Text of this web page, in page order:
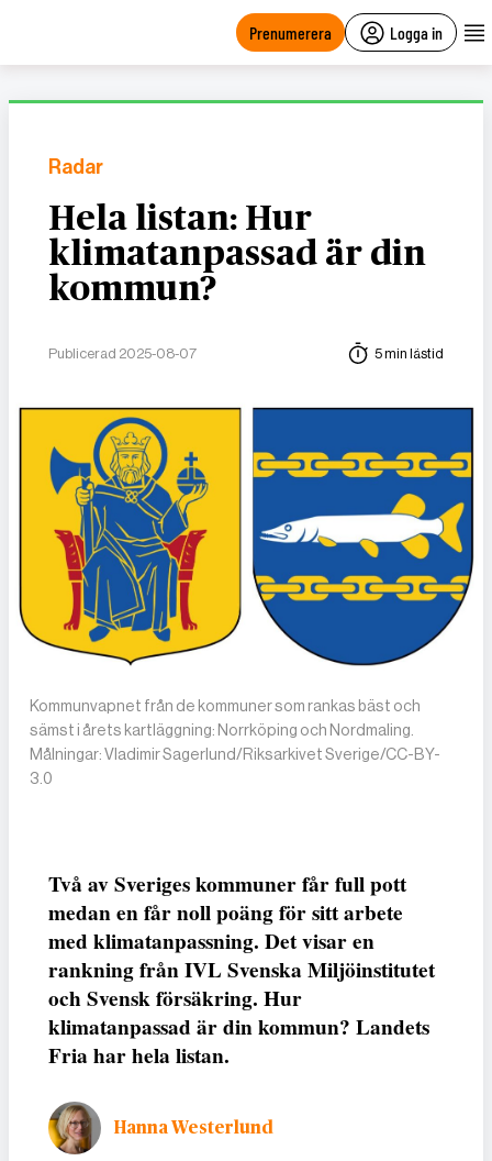
Prenumerera Logga in
Radar
Hela listan: Hur
klimatanpassad är din
kommun?
Publicerad 2025-08-07 5 min lästid
Kommunvapnet från de kommuner som rankas bäst och
sämst i årets kartläggning: Norrköping och Nordmaling.
Målningar: Vladimir Sagerlund/Riksarkivet Sverige/CC-BY-
3.0
Två av Sveriges kommuner får full pott
medan en får noll poäng för sitt arbete
med klimatanpassning. Det visar en
rankning från IVL Svenska Miljöinstitutet
och Svensk försäkring. Hur
klimatanpassad är din kommun? Landets
Fria har hela listan.
Hanna Westerlund